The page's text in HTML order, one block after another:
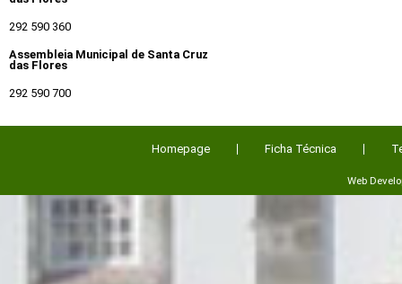
292 590 360
Assembleia Municipal de Santa Cruz
das Flores
292 590 700
Homepage Ficha Técnica
Web